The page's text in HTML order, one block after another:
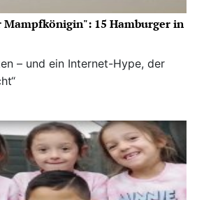
15 Hamburger in
– und ein Internet-Hype, der